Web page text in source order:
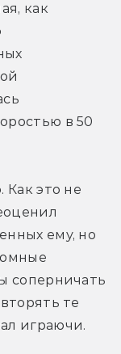
как
в 50
Как это не
ему, но
соперничать
те
играючи.